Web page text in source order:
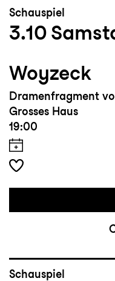
Schauspiel
3.10
Woyzeck
Dramenfragment
Grosses Haus
19:00
Schauspiel